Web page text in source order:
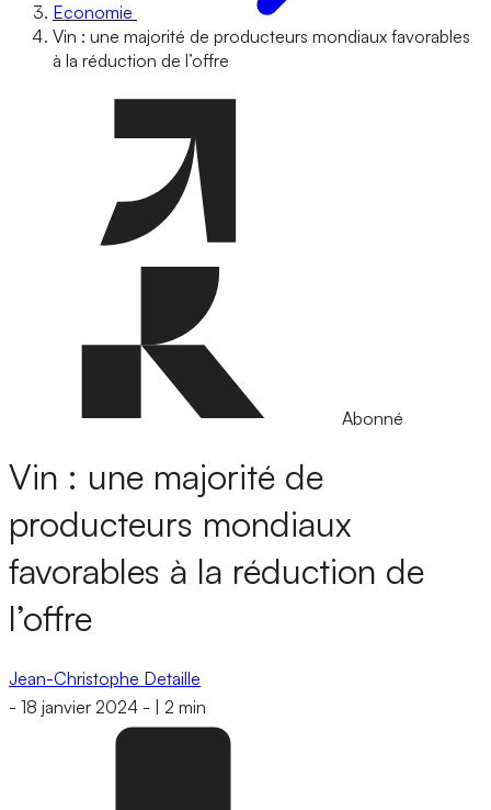
Economie
Vin : une majorité de producteurs mondiaux favorables
à la réduction de l’offre
Abonné
Vin : une majorité de
producteurs mondiaux
favorables à la réduction de
l’offre
Jean-Christophe Detaille
- 18 janvier 2024 - 2 min